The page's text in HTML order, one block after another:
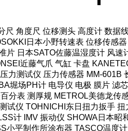
角度尺 位移测头 高度计 数
日本小野转速表 位移传感
日本SATO佐藤温湿度计 风
近藤气爪 气缸 卡盘
测试仪 压力传感器 MM-
堀场PH计 电导仪 电极 膜片 滤
表 测厚规 METROL美德龙
仪 TOHNICHI东日扭力扳手
计 IMV 振动仪 SHOWA日本
平制作所涂布器 TASCO温度